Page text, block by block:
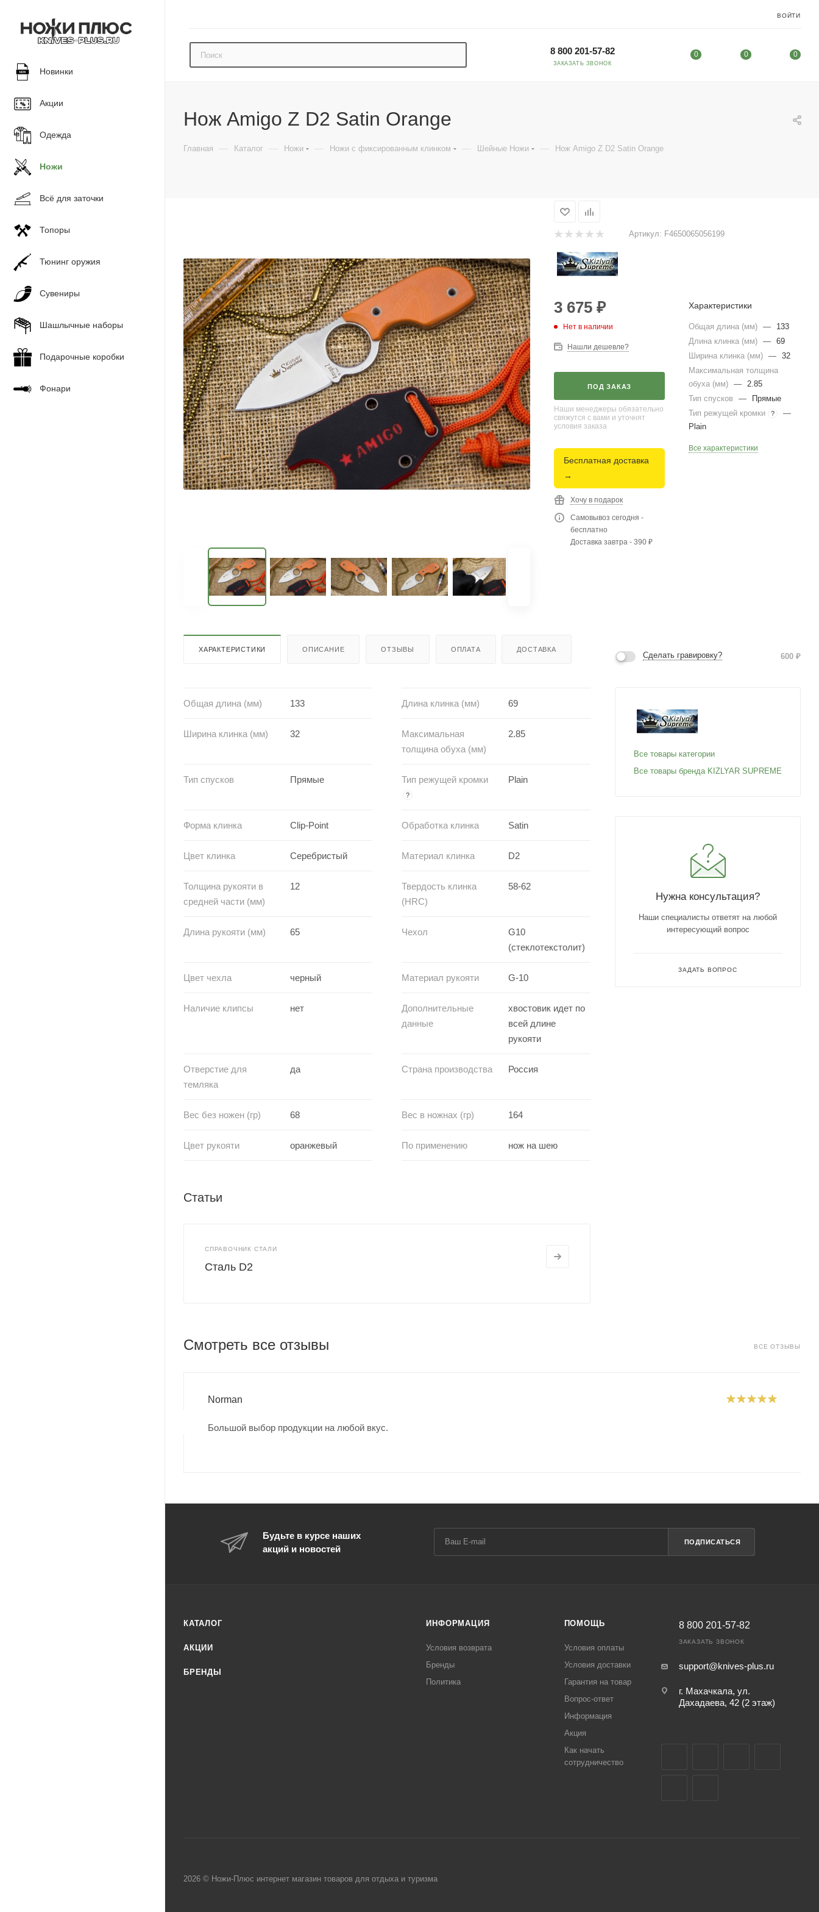
ВОЙТИ
8 800 201-57-82
ЗАКАЗАТЬ ЗВОНОК
0 0 0
Новинки
Акции
Одежда
Ножи
Всё для заточки
Топоры
Тюнинг оружия
Сувениры
Шашлычные наборы
Подарочные коробки
Фонари
Нож Amigo Z D2 Satin Orange
Главная — Каталог — Ножи — Ножи с фиксированным клинком — Шейные Ножи — Нож Amigo Z D2 Satin Orange
Артикул: F4650065056199
3 675₽
Нет в наличии
Нашли дешевле?
ПОД ЗАКАЗ
Наши менеджеры обязательно
свяжутся с вами и уточнят
условия заказа
Бесплатная доставка
→
Хочу в подарок
Самовывоз сегодня -
бесплатно
Доставка завтра - 390 ₽
Характеристики
Общая длина (мм) —
133
Длина клинка (мм)
—
69
Ширина клинка (мм)
—
32
Максимальная толщина
обуха (мм)
—
2.85
Тип спусков
—
Прямые
Тип режущей кромки
?
—
Plain
Все характеристики
ХАРАКТЕРИСТИКИ ОПИСАНИЕ ОТЗЫВЫ ОПЛАТА ДОСТАВКА
Общая длина (мм) 133 Длина клинка (мм) 69
Ширина клинка (мм) 32
Максимальная
толщина обуха (мм)
2.85
Тип спусков Прямые Тип режущей кромки
?
Plain
Форма клинка Clip-Point Обработка клинка Satin
Цвет клинка Серебристый Материал клинка D2
Толщина рукояти в
средней части (мм)
12
Твердость клинка
(HRC)
58-62
Длина рукояти (мм) 65 Чехол
G10
(стеклотекстолит)
Цвет чехла черный Материал рукояти G-10
Наличие клипсы нет
Дополнительные
данные
хвостовик идет по
всей длине
рукояти
Отверстие для
темляка
да Страна производства Россия
Вес без ножен (гр) 68 Вес в ножнах (гр) 164
Цвет рукояти оранжевый По применению нож на шею
Статьи
СПРАВОЧНИК СТАЛИ
Сталь D2
Сделать гравировку? 600 ₽
Все товары категории
Все товары бренда KIZLYAR SUPREME
Нужна консультация?
Наши специалисты ответят на любой
интересующий вопрос
ЗАДАТЬ ВОПРОС
Смотреть все отзывы ВСЕ ОТЗЫВЫ
Norman
Большой выбор продукции на любой вкус.
Будьте в курсе наших
акций и новостей
ПОДПИСАТЬСЯ
КАТАЛОГ
АКЦИИ
БРЕНДЫ
ИНФОРМАЦИЯ
Условия возврата
Бренды
Политика
ПОМОЩЬ
Условия оплаты
Условия доставки
Гарантия на товар
Вопрос-ответ
Информация
Акция
Как начать
сотрудничество
8 800 201-57-82
ЗАКАЗАТЬ ЗВОНОК
support@knives-plus.ru
г. Махачкала, ул.
Дахадаева, 42 (2 этаж)
2026 © Ножи-Плюс интернет магазин товаров для отдыха и туризма